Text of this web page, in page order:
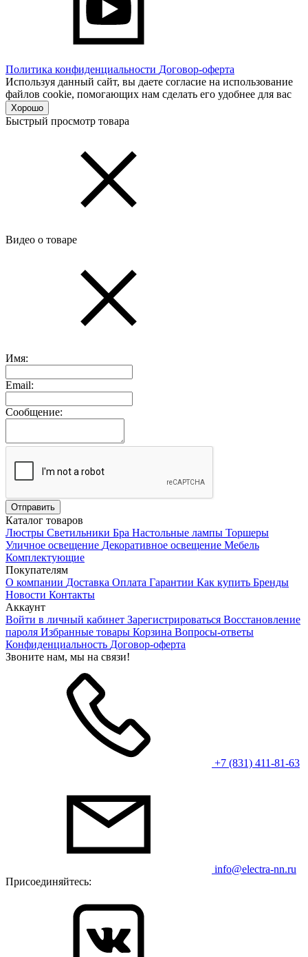
Политика конфиденциальности Договор-оферта
Используя данный сайт, вы даете согласие на использование
файлов cookie, помогающих нам сделать его удобнее для вас
Хорошо
Быстрый просмотр товара
Видео о товаре
Имя:
Email:
Сообщение:
Каталог товаров
Люстры Светильники Бра Настольные лампы Торшеры
Уличное освещение Декоративное освещение Мебель
Комплектующие
Покупателям
О компании Доставка Оплата Гарантии Как купить Бренды
Новости Контакты
Аккаунт
Войти в личный кабинет Зарегистрироваться Восстановление
пароля Избранные товары Корзина Вопросы-ответы
Конфиденциальность Договор-оферта
Звоните нам, мы на связи!
+7 (831) 411-81-63
info@electra-nn.ru
Присоединяйтесь: